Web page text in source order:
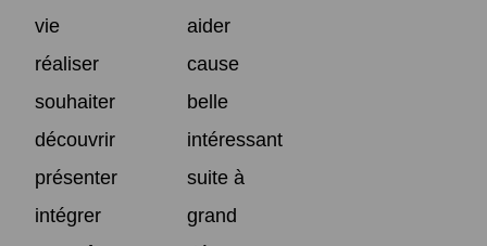
vie
aider
réaliser
cause
souhaiter
belle
découvrir
intéressant
présenter
suite à
intégrer
grand